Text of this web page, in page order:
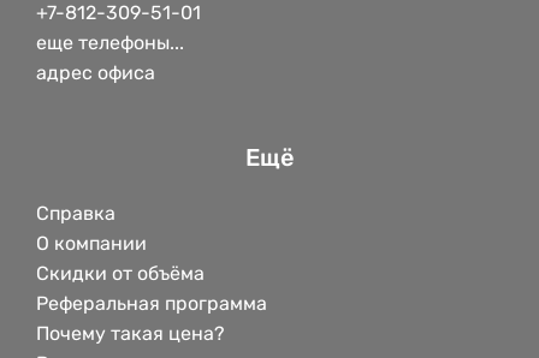
+7-812-309-51-01
еще телефоны...
адрес офиса
Ещё
Справка
О компании
Скидки от объёма
Реферальная программа
Почему такая цена?